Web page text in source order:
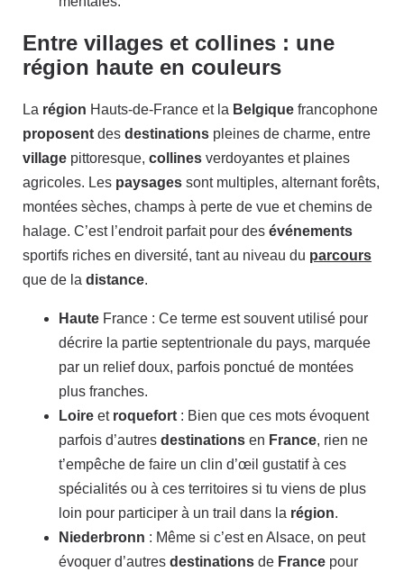
Entre villages et collines : une
région haute en couleurs
La région Hauts-de-France et la Belgique francophone
proposent des destinations pleines de charme, entre
village pittoresque, collines verdoyantes et plaines
agricoles. Les paysages sont multiples, alternant forêts,
montées sèches, champs à perte de vue et chemins de
halage. C’est l’endroit parfait pour des événements
sportifs riches en diversité, tant au niveau du parcours
que de la distance.
Haute France : Ce terme est souvent utilisé pour
décrire la partie septentrionale du pays, marquée
par un relief doux, parfois ponctué de montées
plus franches.
Loire et roquefort : Bien que ces mots évoquent
parfois d’autres destinations en France, rien ne
t’empêche de faire un clin d’œil gustatif à ces
spécialités ou à ces territoires si tu viens de plus
loin pour participer à un trail dans la région.
Niederbronn : Même si c’est en Alsace, on peut
évoquer d’autres destinations de France pour